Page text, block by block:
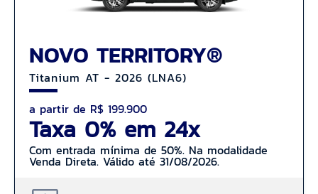
NOVO TERRITORY®
Titanium AT - 2026 (LNA6)
a partir de R$ 199.900
Taxa 0% em 24x
Com entrada mínima de 50%. Na modalidade
Venda Direta. Válido até 31/08/2026.